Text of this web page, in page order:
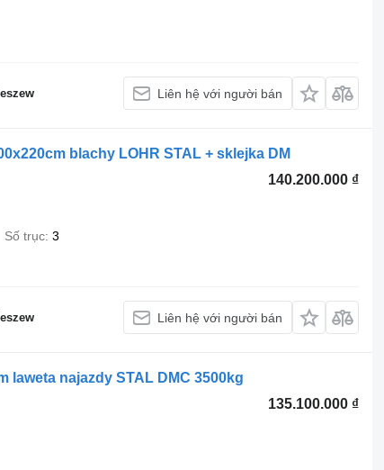
Liên hệ với người bán
blachy LOHR STAL + sklejka DM
140.200.000 ₫
Số trục 3
Liên hệ với người bán
laweta najazdy STAL DMC 3500kg
135.100.000 ₫